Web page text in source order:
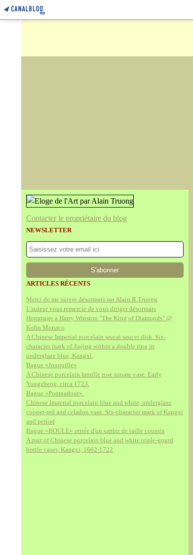
Contacter le propriétaire du blog
NEWSLETTER
ARTICLES RÉCENTS
Merci de me suivre désormais sur Alain.R.Truong
L'auteur vous remercie de vous diriger désormais
Hommage à Harry Winston "The King of Diamonds" @
Kohn Monaco
A Chinese Imperial porcelain wucai saucer dish. Six-
character mark of Jiajing within a double ring in
underglaze blue, Kangxi,
Bague «Jonquille»
A Chinese porcelain famille rose square vase. Early
Yongzheng, circa 1723.
Bague «Pompadour».
Chinese Imperial porcelain blue and white, underglaze
copper-red and celadon vase. Six-character mark of Kangxi
and period
Bague «BOULE» ornée d'un saphir de taille coussin
A pair of Chinese porcelain blue and white triple-gourd
bottle vases, Kangxi, 1662-1722